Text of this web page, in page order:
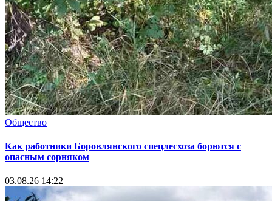
Общество
Как работники Боровлянского спецлесхоза борются с
опасным сорняком
03.08.26 14:22